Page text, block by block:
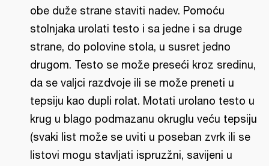
obe duže strane staviti nadev. Pomoću
stolnjaka urolati testo i sa jedne i sa druge
strane, do polovine stola, u susret jedno
drugom. Testo se može preseći kroz sredinu,
da se valjci razdvoje ili se može preneti u
tepsiju kao dupli rolat. Motati urolano testo u
krug u blago podmazanu okruglu veću tepsiju
(svaki list može se uviti u poseban zvrk ili se
listovi mogu stavljati ispruzžni, savijeni u